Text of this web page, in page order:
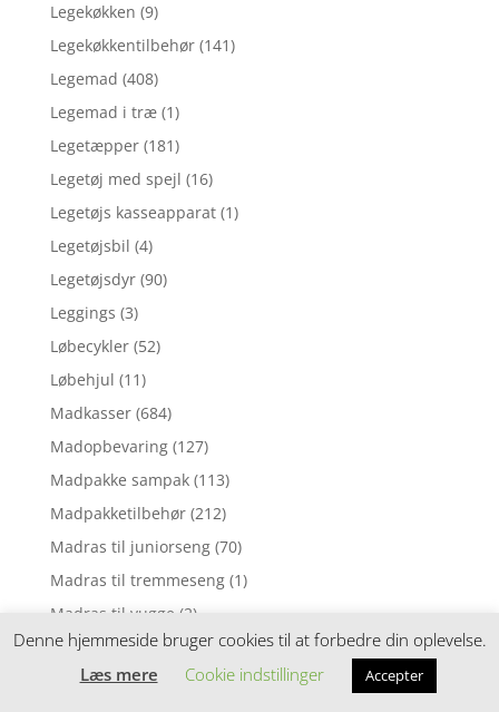
Legekøkken (9)
Legekøkkentilbehør (141)
Legemad (408)
Legemad i træ (1)
Legetæpper (181)
Legetøj med spejl (16)
Legetøjs kasseapparat (1)
Legetøjsbil (4)
Legetøjsdyr (90)
Leggings (3)
Løbecykler (52)
Løbehjul (11)
Madkasser (684)
Madopbevaring (127)
Madpakke sampak (113)
Madpakketilbehør (212)
Madras til juniorseng (70)
Madras til tremmeseng (1)
Madras til vugge (2)
Madrasser (257)
Mavebælter (3)
Denne hjemmeside bruger cookies til at forbedre din oplevelse.
Læs mere
Cookie indstillinger Accepter